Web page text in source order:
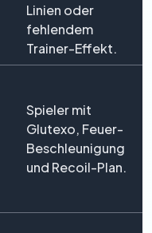
Linien oder
fehlendem
Trainer-Effekt.
Spieler mit
Glutexo, Feuer-
Beschleunigung
und Recoil-Plan.